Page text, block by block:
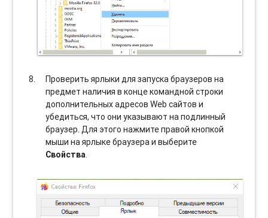
Проверить ярлыки для запуска браузеров на
предмет наличия в конце командной строки
дополнительных адресов Web сайтов и
убедиться, что они указывают на подлинный
браузер. Для этого нажмите правой кнопкой
мыши на ярлыке браузера и выберите
Свойства.